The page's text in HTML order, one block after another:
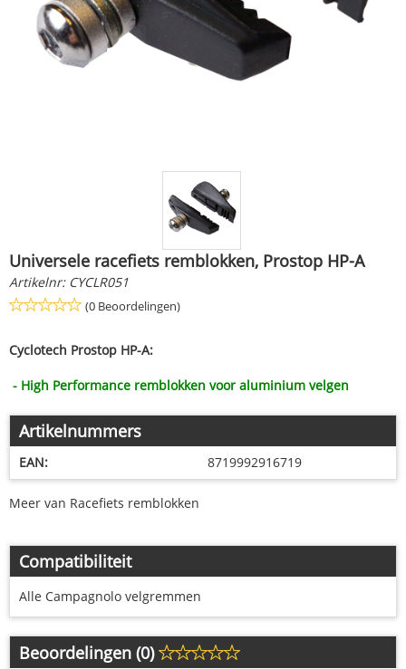
Universele racefiets remblokken, Prostop HP-A
Artikelnr: CYCLR051
(0 Beoordelingen)
Cyclotech Prostop HP-A:
- High Performance remblokken voor aluminium velgen
Artikelnummers
EAN: 8719992916719
Meer van Racefiets remblokken
Compatibiliteit
Alle Campagnolo velgremmen
Beoordelingen (0)